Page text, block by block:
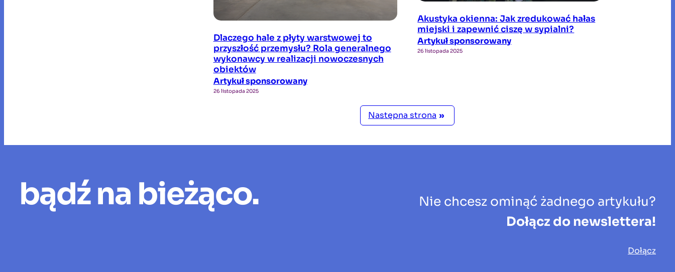
Dlaczego hale z płyty warstwowej to
przyszłość przemysłu? Rola generalnego
wykonawcy w realizacji nowoczesnych
obiektów
Artykuł sponsorowany
26 listopada 2025
Akustyka okienna: Jak zredukować hałas
miejski i zapewnić ciszę w sypialni?
Artykuł sponsorowany
26 listopada 2025
Następna strona »
bądź na bieżąco.
Nie chcesz ominąć żadnego artykułu?
Dołącz do newslettera!
Dołącz